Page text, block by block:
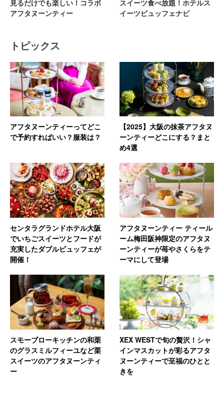
見るだけでも楽しい！コラボ
アフタヌーンティー
スイーツ食べ放題！ホテルス
イーツビュッフェナビ
トピックス
アフタヌーンティーってどこ
で予約すればいい？服装は？
【2025】大阪の抹茶アフタヌ
ーンティーどこにする？まと
め4選
センタラグランドホテル大阪
でいちごスイーツとフードが
充実したダブルビュッフェが
開催！
アフタヌーンティー ティール
ーム梅田阪神限定のアフタヌ
ーンティーが苺やさくらをテ
ーマにして登場
スモーブローキッチンの和栗
のグラスミルフィーユなど栗
スイーツのアフタヌーンティ
ー
XEX WESTで旬の贅沢！シャ
インマスカットが彩るアフタ
ヌーンティーで至福のひとと
きを